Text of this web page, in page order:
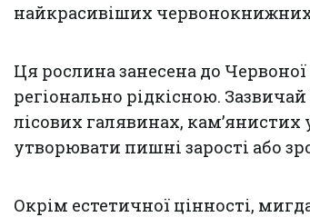
найкрасивіших
Ця рослина занесена до
регіонально рідкісною.
лісових галявинах,
утворювати пишні зарості або
Окрім естетичної цінності,